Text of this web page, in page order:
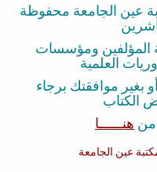
عين الجامعة محفوظة
المؤلفين ومؤسسات
العلمية
بغير موافقتك برجاء
الكتاب
من هنــــــا